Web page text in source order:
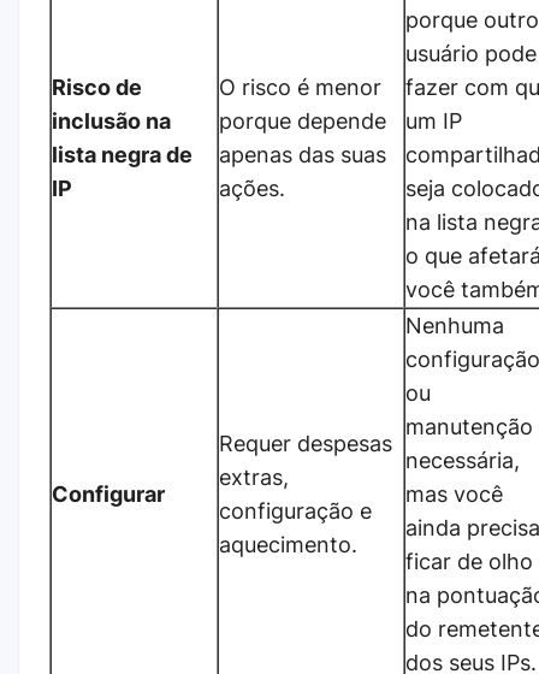
Risco de
inclusão na
lista negra de
IP
O risco é menor
porque depende
apenas das suas
ações.
porque outro
usuário pode
fazer com
um IP
seja
na lista
o que
você
Configurar
Requer despesas
extras,
configuração e
aquecimento.
Nenhuma
configuração
ou
manutenção
necessária,
mas você
ainda precisa
ficar de olho
na
do
dos seus IPs.